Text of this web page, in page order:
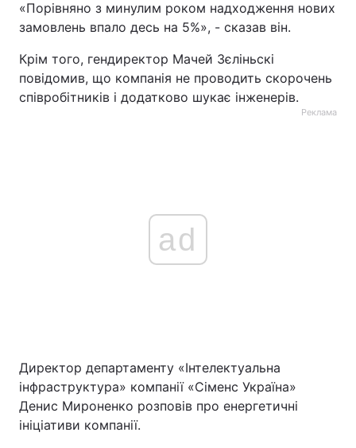
«Порівняно з минулим роком надходження нових
замовлень впало десь на 5%», - сказав він.
Крім того, гендиректор Мачей Зєліньскі
повідомив, що компанія не проводить скорочень
співробітників і додатково шукає інженерів.
Реклама
ad
Директор департаменту «Інтелектуальна
інфраструктура» компанії «Сіменс Україна»
Денис Мироненко розповів про енергетичні
ініціативи компанії.